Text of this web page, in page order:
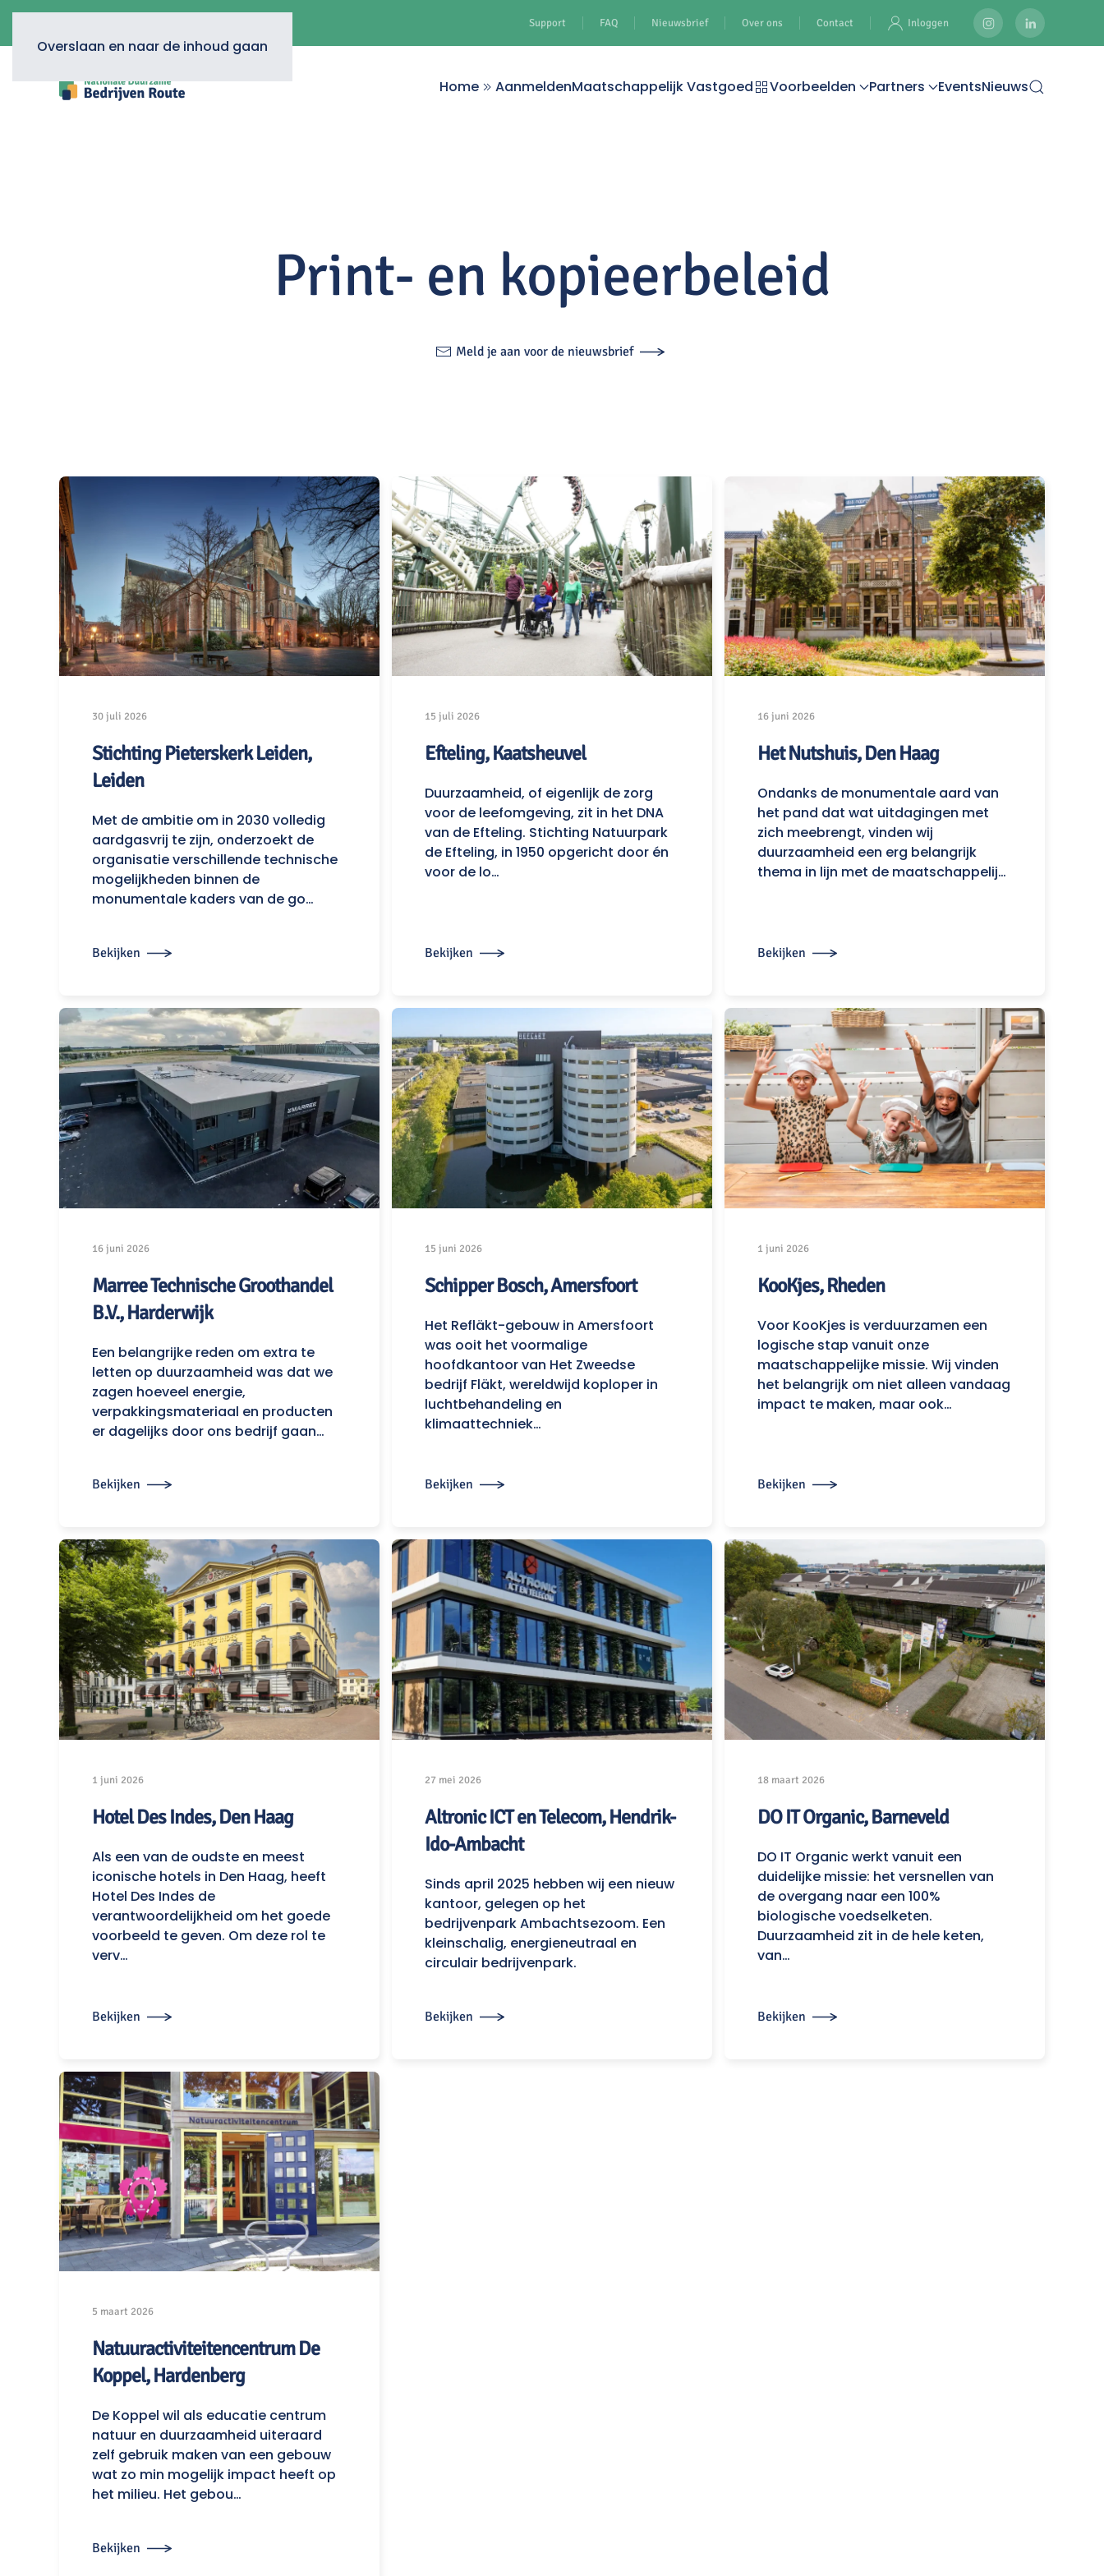
Overslaan en naar de inhoud gaan
Support FAQ Nieuwsbrief Over ons Contact Inloggen
Home AanmeldenMaatschappelijk Vastgoed Voorbeelden Partners EventsNieuws
Print- en kopieerbeleid
Meld je aan voor de nieuwsbrief
30 juli 2026
Stichting Pieterskerk Leiden,
Leiden
Met de ambitie om in 2030 volledig
aardgasvrij te zijn, onderzoekt de
organisatie verschillende technische
mogelijkheden binnen de
monumentale kaders van de go…
Bekijken
15 juli 2026
Efteling, Kaatsheuvel
Duurzaamheid, of eigenlijk de zorg
voor de leefomgeving, zit in het DNA
van de Efteling. Stichting Natuurpark
de Efteling, in 1950 opgericht door én
voor de lo…
Bekijken
16 juni 2026
Het Nutshuis, Den Haag
Ondanks de monumentale aard van
het pand dat wat uitdagingen met
zich meebrengt, vinden wij
duurzaamheid een erg belangrijk
thema in lijn met de maatschappelij…
Bekijken
16 juni 2026
Marree Technische Groothandel
B.V., Harderwijk
Een belangrijke reden om extra te
letten op duurzaamheid was dat we
zagen hoeveel energie,
verpakkingsmateriaal en producten
er dagelijks door ons bedrijf gaan…
Bekijken
15 juni 2026
Schipper Bosch, Amersfoort
Het Refläkt-gebouw in Amersfoort
was ooit het voormalige
hoofdkantoor van Het Zweedse
bedrijf Fläkt, wereldwijd koploper in
luchtbehandeling en
klimaattechniek…
Bekijken
1 juni 2026
KooKjes, Rheden
Voor KooKjes is verduurzamen een
logische stap vanuit onze
maatschappelijke missie. Wij vinden
het belangrijk om niet alleen vandaag
impact te maken, maar ook…
Bekijken
1 juni 2026
Hotel Des Indes, Den Haag
Als een van de oudste en meest
iconische hotels in Den Haag, heeft
Hotel Des Indes de
verantwoordelijkheid om het goede
voorbeeld te geven. Om deze rol te
verv…
Bekijken
27 mei 2026
Altronic ICT en Telecom, Hendrik-
Ido-Ambacht
Sinds april 2025 hebben wij een nieuw
kantoor, gelegen op het
bedrijvenpark Ambachtsezoom. Een
kleinschalig, energieneutraal en
circulair bedrijvenpark.
Bekijken
18 maart 2026
DO IT Organic, Barneveld
DO IT Organic werkt vanuit een
duidelijke missie: het versnellen van
de overgang naar een 100%
biologische voedselketen.
Duurzaamheid zit in de hele keten,
van…
Bekijken
5 maart 2026
Natuuractiviteitencentrum De
Koppel, Hardenberg
De Koppel wil als educatie centrum
natuur en duurzaamheid uiteraard
zelf gebruik maken van een gebouw
wat zo min mogelijk impact heeft op
het milieu. Het gebou…
Bekijken